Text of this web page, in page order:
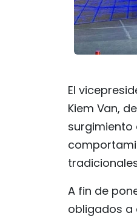
El
Kiem Van,
A fin de
obligados a